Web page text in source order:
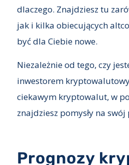
dlaczego. Znajdziesz tu
jak i kilka obiecujących
być dla Ciebie nowe.
Niezależnie od tego, czy
inwestorem
ciekawym kryptowalut, w
znajdziesz pomysły na
Prognozy